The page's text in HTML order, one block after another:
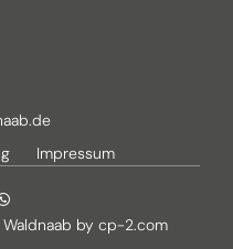
Impressum
by cp-2.com